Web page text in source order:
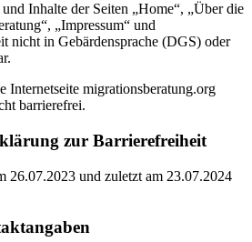
Inhalte der Seiten „Home“, „Über die
„Impressum“ und
nicht in Gebärdensprache (DGS) oder
Internetseite migrationsberatung.org
barrierefrei.
zur Barrierefreiheit
26.07.2023 und zuletzt am 23.07.2024